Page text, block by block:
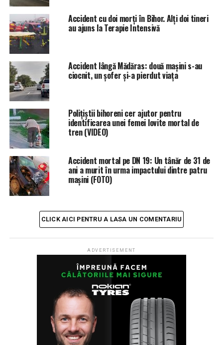
I-au promis că-i asfaltează curtea şi au fugit cu banii!
Trei bihoreni, anchetaţi pentru înşelăciune
NU RATATI
Festival de 1 milion de euro, în Oradea!
Accident cu doi morți în Bihor. Alți doi tineri
au ajuns la Terapie Intensivă
Accident lângă Mădăras: două mașini s-au
ciocnit, un șofer și-a pierdut viața
Polițiștii bihoreni cer ajutor pentru
identificarea unei femei lovite mortal de
tren (VIDEO)
Accident mortal pe DN 19: Un tânăr de 31 de
ani a murit în urma impactului dintre patru
mașini (FOTO)
CLICK AICI PENTRU A LASA UN COMENTARIU
ADVERTISEMENT